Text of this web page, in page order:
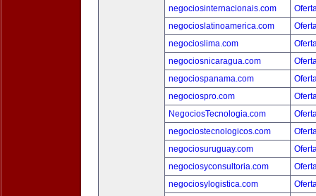
negociosinternacionais.com
negocioslatinoamerica.com
negocioslima.com
negociosnicaragua.com
negociospanama.com
negociospro.com
NegociosTecnologia.com
negociostecnologicos.com
negociosuruguay.com
negociosyconsultoria.com
negociosylogistica.com